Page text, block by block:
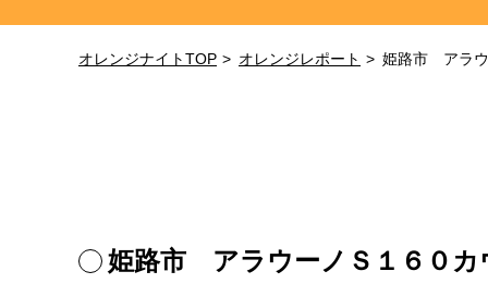
オレンジナイトTOP オレンジレポート 姫路市 アラウ
姫路市 アラウーノＳ１６０カ